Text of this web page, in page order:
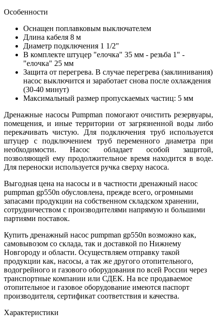
Особенности
Оснащен поплавковым выключателем
Длина кабеля 8 м
Диаметр подключения 1 1/2"
В комплекте штуцер "елочка" 35 мм - резьба 1" -
"елочка" 25 мм
Защита от перегрева. В случае перегрева (заклинивания)
насос выключится и заработает снова после охлаждения
(30-40 минут)
Максимальный размер пропускаемых частиц: 5 мм
Дренажные насосы Pumpman помогают очистить резервуары,
помещения, и иные территории от загрязненной воды либо
перекачивать чистую. Для подключения труб используется
штуцер с подключением труб переменного диаметра при
необходимости. Насос обладает особой защитой,
позволяющей ему продолжительное время находится в воде.
Для переноски используется ручка сверху насоса.
Выгодная цена на насосы и в частности дренажный насос
pumpman gp550n обусловлена, прежде всего, огромными
запасами продукции на собственном складском хранении,
сотрудничеством с производителями напрямую и большими
партиями поставок.
Купить дренажный насос pumpman gp550n возможно как,
самовывозом со склада, так и доставкой по Нижнему
Новгороду и области. Осуществляем отправку такой
продукции как, насосы, а так же другого отопительного,
водогрейного и газового оборудования по всей России через
транспортные компании или СДЕК. На все продаваемое
отопительное и газовое оборудование имеются паспорт
производителя, сертификат соответствия и качества.
Характеристики